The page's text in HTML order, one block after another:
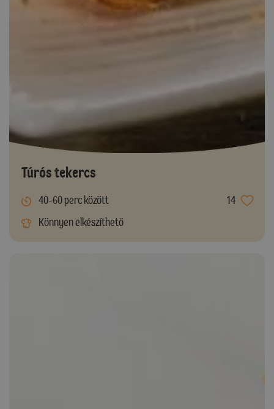
Túrós tekercs
40-60 perc között
14
Könnyen elkészíthető